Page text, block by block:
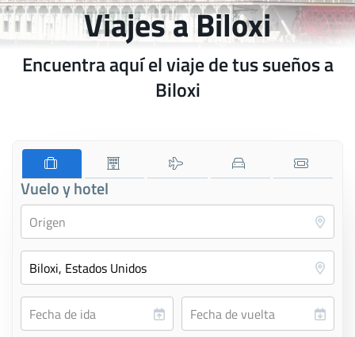
Viajes a Biloxi
Encuentra aquí el viaje de tus sueños a
Biloxi
Vuelo y hotel